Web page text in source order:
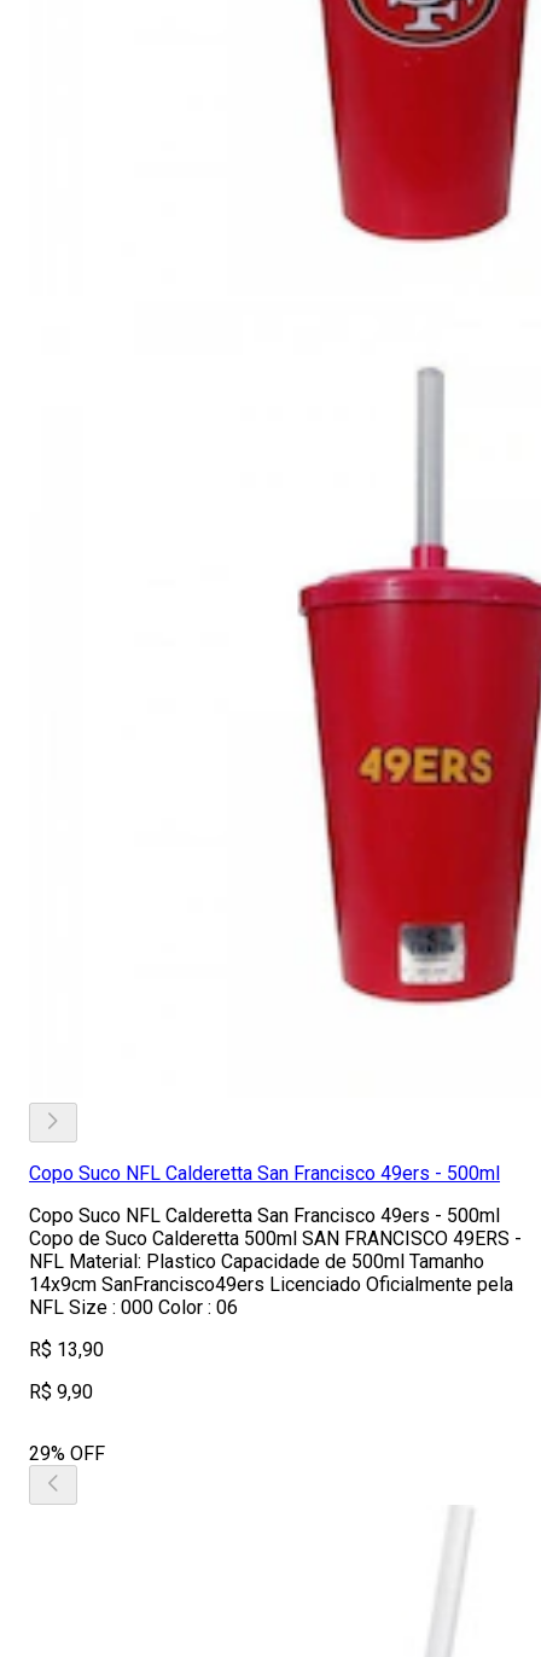
Copo Suco NFL Calderetta San Francisco 49ers - 500ml
Copo Suco NFL Calderetta San Francisco 49ers - 500ml
Copo de Suco Calderetta 500ml SAN FRANCISCO 49ERS -
NFL Material: Plastico Capacidade de 500ml Tamanho
14x9cm SanFrancisco49ers Licenciado Oficialmente pela
NFL Size : 000 Color : 06
R$ 13,90
R$ 9,90
29% OFF